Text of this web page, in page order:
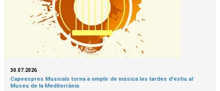
30.07.2026
Capvespres Musicals torna a omplir de música les tardes d'estiu al
Museu de la Mediterrània